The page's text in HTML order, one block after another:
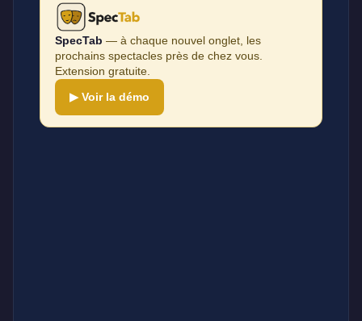
SpecTab — à chaque nouvel onglet, les
prochains spectacles près de chez vous.
Extension gratuite.
▶ Voir la démo